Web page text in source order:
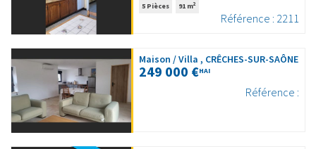
5 Pièces 91 m2
Référence : 2211
Maison / Villa , CRÊCHES-SUR-SAÔNE
249 000 €HAI
Référence :